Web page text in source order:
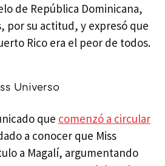
de República Dominicana,
por su actitud, y expresó que
Rico era el peor de todos.
Universo
que comenzó a circular
a conocer que Miss
a Magalí, argumentando